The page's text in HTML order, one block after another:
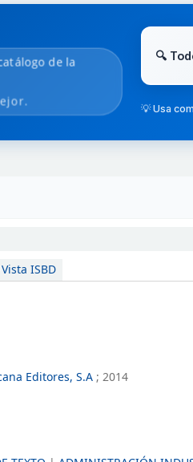
de la
💡 Usa
Vista ISBD
Editores, S.A; 2014